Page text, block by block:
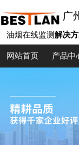
广
油烟在线监测解决
网站首页 产品中